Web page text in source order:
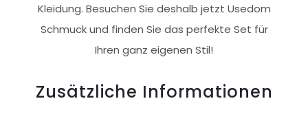
Kleidung. Besuchen Sie deshalb jetzt Usedom
Schmuck und finden Sie das perfekte Set für
Ihren ganz eigenen Stil!
Zusätzliche Informationen